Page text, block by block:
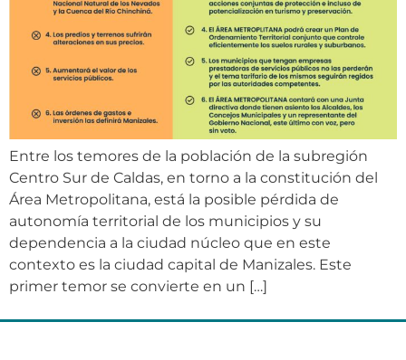
Entre los temores de la población de la subregión
Centro Sur de Caldas, en torno a la constitución del
Área Metropolitana, está la posible pérdida de
autonomía territorial de los municipios y su
dependencia a la ciudad núcleo que en este
contexto es la ciudad capital de Manizales. Este
primer temor se convierte en un […]